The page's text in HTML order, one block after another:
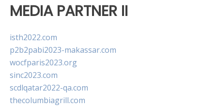
MEDIA PARTNER II
isth2022.com
p2b2pabi2023-makassar.com
wocfparis2023.org
sinc2023.com
scdlqatar2022-qa.com
thecolumbiagrill.com